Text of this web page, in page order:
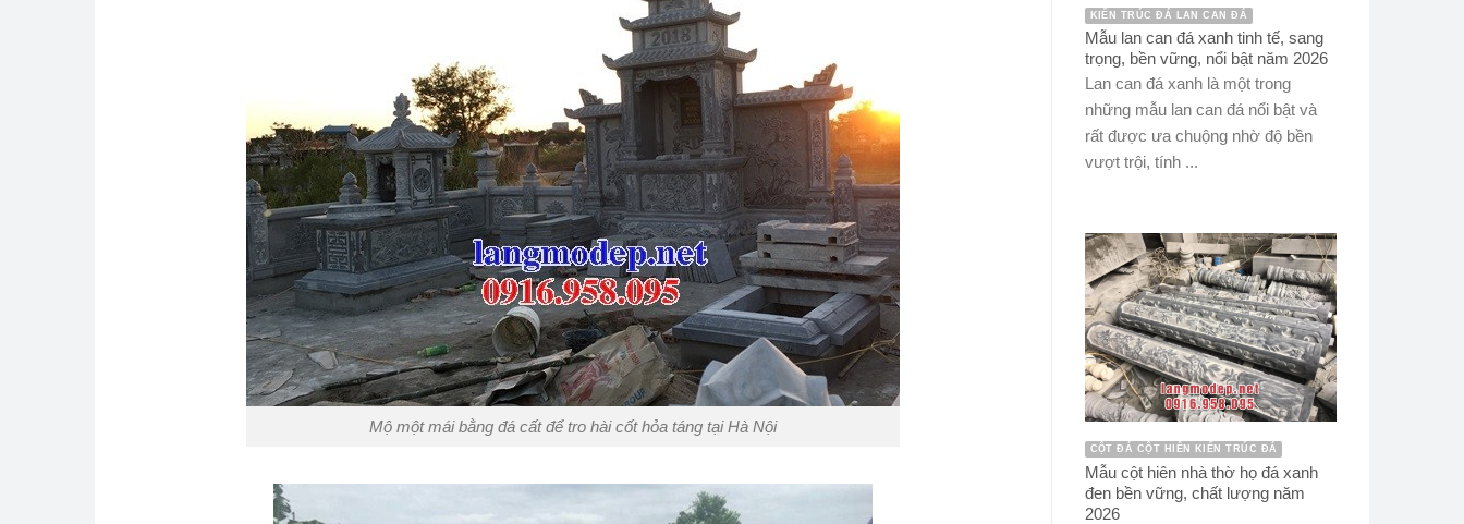
Mộ một mái bằng đá cất để tro hài cốt hỏa táng tại Hà Nội
KIẾN TRÚC ĐÁ LAN CAN ĐÁ
Mẫu lan can đá xanh tinh tế, sang
trọng, bền vững, nổi bật năm 2026
Lan can đá xanh là một trong
những mẫu lan can đá nổi bật và
rất được ưa chuộng nhờ độ bền
vượt trội, tính ...
CỘT ĐÁ CỘT HIÊN KIẾN TRÚC ĐÁ
Mẫu cột hiên nhà thờ họ đá xanh
đen bền vững, chất lượng năm
2026